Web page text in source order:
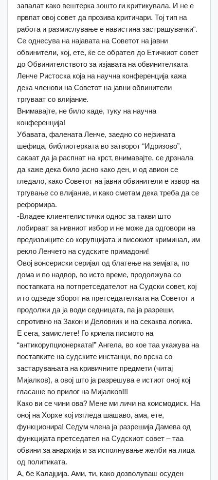
запалат како вештерка зошто ги критикувала. И не е
првпат овој совет да прозива критичари. Тој тип на
работа и размислување е навистина застрашувачки“.
Се однесува на најавата на Советот на јавни
обвинители, кој, ете, ќе се обрател до Етичкиот совет
до Обвинителството за изјавата на обвинителката
Ленче Ристоска која на научна конференција кажа
дека членови на Советот на јавни обвинители
тргуваат со влијание.
Внимавајте, не било каде, туку на научна
конференција!
Убавата, фалената Ленче, заедно со нејзината
шефица, библиотерката во затворот “Идризово”,
сакаат да ја распнат на крст, внимавајте, се дрзнала
да каже дека било јасно како ден, и од авион се
гледало, како Советот на јавни обвинители е извор на
тргување со влијание, и како сметам дека треба да се
реформира.
-Владее клиентелистички однос за такви што
лобираат за нивниот избор и не може да одговори на
предизвиците со корупцијата и високиот криминал, им
рекло Ленчето на судските примадони!
Овој вонсериски серијал од блатење на земјата, по
дома и по надвор, во исто време, продолжува со
постапката на потпретседателот на Судски совет, кој
и го одзеде зборот на претседателката на Советот и
продолжи да ја води седницата, па ја разреши,
спротивно на Закон и Деловник и на секаква логика.
Е сега, замислете! Го криела писмото на
“антикорупционерката!” Ангела, во кое таа укажува на
постапките на судските инстанци, во врска со
застарувањата на кривичните предмети (читај
Мијалков), а овој што ја разрешува е истиот оној кој
гласаше во прилог на Мијалков!!!
Како ви се чини ова? Мене ми личи на коисмодиск. На
оној на Хорхе кој изгледа шашаво, ама, ете,
функционира! Седум члена ја разрешија Дамева од
функцијата претседател на Судскиот совет – таа
обвини за анархија и за исполнување желби на лица
од политиката.
А, бе Калајџија. Ами, ти, како дозволуваш осуден